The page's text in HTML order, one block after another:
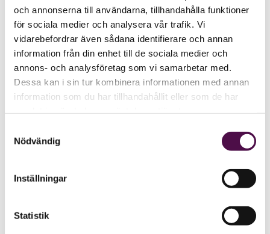
och annonserna till användarna, tillhandahålla funktioner
för sociala medier och analysera vår trafik. Vi
vidarebefordrar även sådana identifierare och annan
information från din enhet till de sociala medier och
annons- och analysföretag som vi samarbetar med.
Dessa kan i sin tur kombinera informationen med annan
information som du har tillhandahållit eller som de har
Nödvändig
Inställningar
Statistik